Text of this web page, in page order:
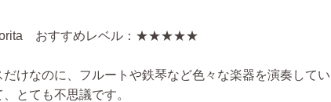
おすすめレベル：★★★★★
けなのに、フルートや鉄琴など色々な楽器を演奏してい
とても不思議です。